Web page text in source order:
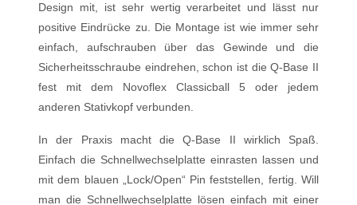
Design mit, ist sehr wertig verarbeitet und lässt nur
positive Eindrücke zu. Die Montage ist wie immer sehr
einfach, aufschrauben über das Gewinde und die
Sicherheitsschraube eindrehen, schon ist die Q-Base II
fest mit dem Novoflex Classicball 5 oder jedem
anderen Stativkopf verbunden.
In der Praxis macht die Q-Base II wirklich Spaß.
Einfach die Schnellwechselplatte einrasten lassen und
mit dem blauen „Lock/Open“ Pin feststellen, fertig. Will
man die Schnellwechselplatte lösen einfach mit einer